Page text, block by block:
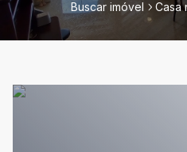
Buscar imóvel Casa